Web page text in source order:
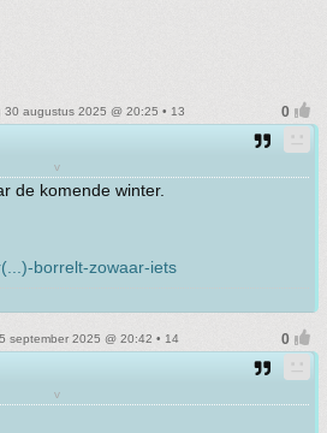
30 augustus 2025 @ 20:25 • 13
v
de komende winter.
borrelt-zowaar-iets
september 2025 @ 20:42 • 14
v